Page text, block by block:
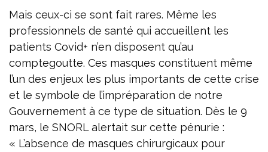
Mais ceux-ci se sont fait rares. Même les
professionnels de santé qui accueillent les
patients Covid+ n’en disposent qu’au
comptegoutte. Ces masques constituent même
l’un des enjeux les plus importants de cette crise
et le symbole de l’impréparation de notre
Gouvernement à ce type de situation. Dès le 9
mars, le SNORL alertait sur cette pénurie :
« L’absence de masques chirurgicaux pour